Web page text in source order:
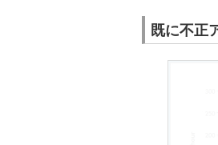
既に不正